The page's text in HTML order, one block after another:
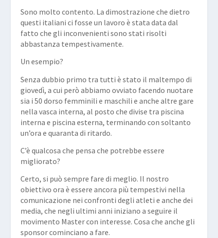
Sono molto contento. La dimostrazione che dietro
questi italiani ci fosse un lavoro è stata data dal
fatto che gli inconvenienti sono stati risolti
abbastanza tempestivamente.
Un esempio?
Senza dubbio primo tra tutti è stato il maltempo di
giovedì, a cui però abbiamo ovviato facendo nuotare
sia i 50 dorso femminili e maschili e anche altre gare
nella vasca interna, al posto che divise tra piscina
interna e piscina esterna, terminando con soltanto
un’ora e quaranta di ritardo.
C’è qualcosa che pensa che potrebbe essere
migliorato?
Certo, si può sempre fare di meglio. Il nostro
obiettivo ora è essere ancora più tempestivi nella
comunicazione nei confronti degli atleti e anche dei
media, che negli ultimi anni iniziano a seguire il
movimento Master con interesse. Cosa che anche gli
sponsor cominciano a fare.